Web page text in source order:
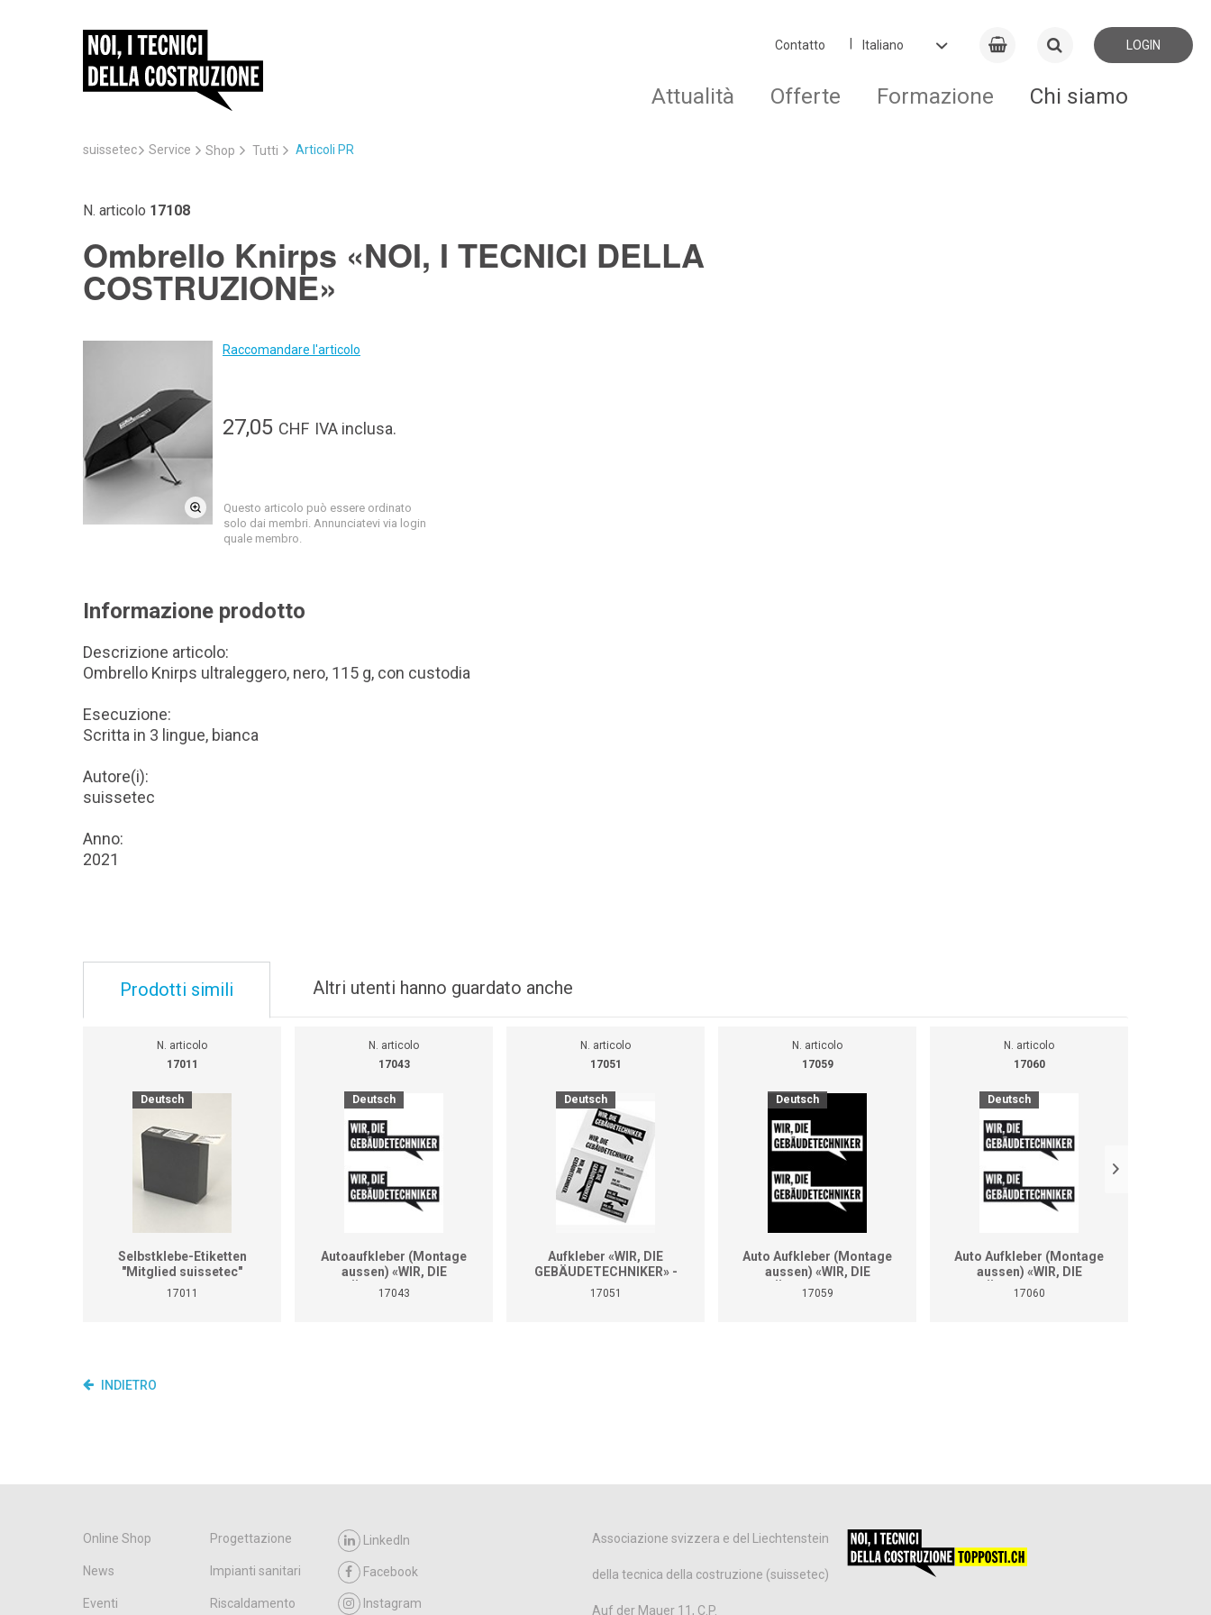
Contatto LOGIN
Attualità Offerte Formazione Chi siamo
suissetec Service Shop Tutti Articoli PR
N. articolo 17108
Ombrello Knirps «NOI, I TECNICI DELLA
COSTRUZIONE»
Raccomandare l'articolo
27,05 CHF IVA inclusa.
Questo articolo può essere ordinato
solo dai membri. Annunciatevi via login
quale membro.
Informazione prodotto
Descrizione articolo:
Ombrello Knirps ultraleggero, nero, 115 g, con custodia
Esecuzione:
Scritta in 3 lingue, bianca
Autore(i):
suissetec
Anno:
2021
Prodotti simili Altri utenti hanno guardato anche
N. articolo
17011
Deutsch
Selbstklebe-Etiketten
"Mitglied suissetec"
17011
N. articolo
17043
Deutsch
Autoaufkleber (Montage
aussen) «WIR, DIE
GEBÄUDETECHNIKER»
(Format A4)
17043
N. articolo
17051
Deutsch
Aufkleber «WIR, DIE
GEBÄUDETECHNIKER» -
Diverse Grössen
17051
N. articolo
17059
Deutsch
Auto Aufkleber (Montage
aussen) «WIR, DIE
GEBÄUDETECHNIKER»
(Format A2)
17059
N. articolo
17060
Deutsch
Auto Aufkleber (Montage
aussen) «WIR, DIE
GEBÄUDETECHNIKER»
(Format A2)
17060
INDIETRO
Online Shop Progettazione
News Impianti sanitari
Eventi Riscaldamento
LinkedIn
Facebook
Instagram
Associazione svizzera e del Liechtenstein
della tecnica della costruzione (suissetec)
Auf der Mauer 11, C.P.